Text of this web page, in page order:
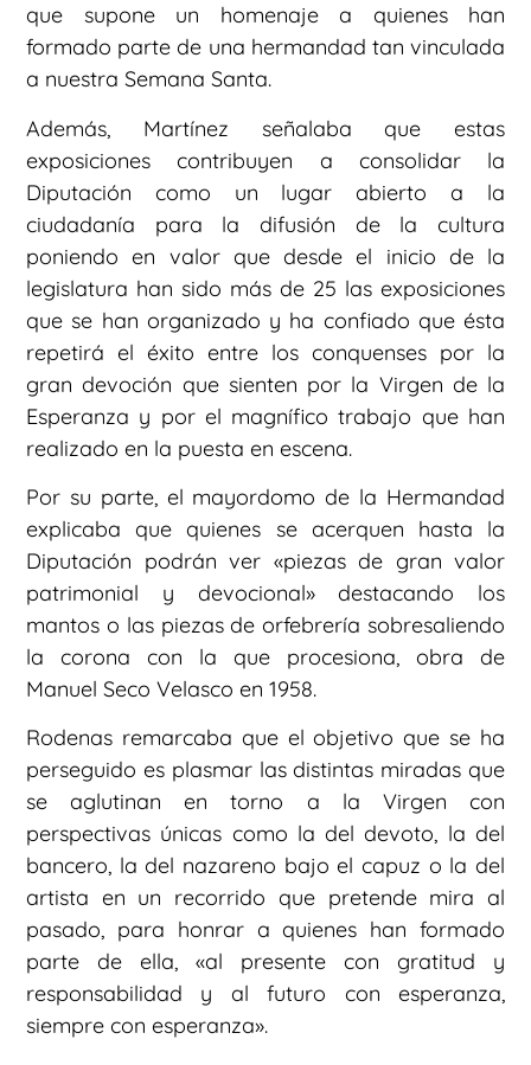
que supone un homenaje a quienes han
formado parte de una hermandad tan vinculada
a nuestra Semana Santa.
Además, Martínez señalaba que estas
exposiciones contribuyen a consolidar la
Diputación como un lugar abierto a la
ciudadanía para la difusión de la cultura
poniendo en valor que desde el inicio de la
legislatura han sido más de 25 las exposiciones
que se han organizado y ha confiado que ésta
repetirá el éxito entre los conquenses por la
gran devoción que sienten por la Virgen de la
Esperanza y por el magnífico trabajo que han
realizado en la puesta en escena.
Por su parte, el mayordomo de la Hermandad
explicaba que quienes se acerquen hasta la
Diputación podrán ver «piezas de gran valor
patrimonial y devocional» destacando los
mantos o las piezas de orfebrería sobresaliendo
la corona con la que procesiona, obra de
Manuel Seco Velasco en 1958.
Rodenas remarcaba que el objetivo que se ha
perseguido es plasmar las distintas miradas que
se aglutinan en torno a la Virgen con
perspectivas únicas como la del devoto, la del
bancero, la del nazareno bajo el capuz o la del
artista en un recorrido que pretende mira al
pasado, para honrar a quienes han formado
parte de ella, «al presente con gratitud y
responsabilidad y al futuro con esperanza,
siempre con esperanza».